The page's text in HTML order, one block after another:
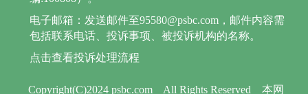
Copyright(C)2024 psbc.com All Rights Reserved 本网
电子邮箱：发送邮件至95580@psbc.com，邮件内容需
包括联系电话、投诉事项、被投诉机构的名称。
点击查看投诉处理流程